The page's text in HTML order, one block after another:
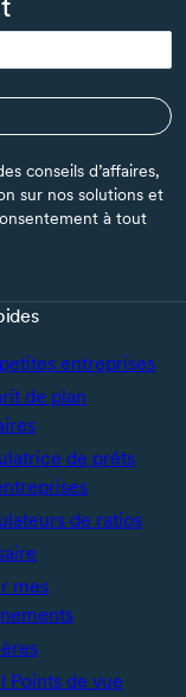
conseils d’affaires,
sur nos solutions et
à tout
entreprises
de plan
de prêts
de ratios
mes
Points de vue